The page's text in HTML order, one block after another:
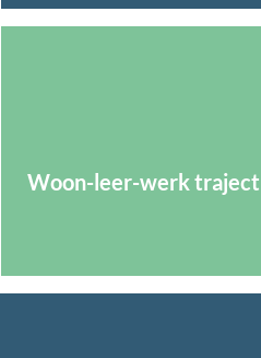
Woon-leer-werk traject